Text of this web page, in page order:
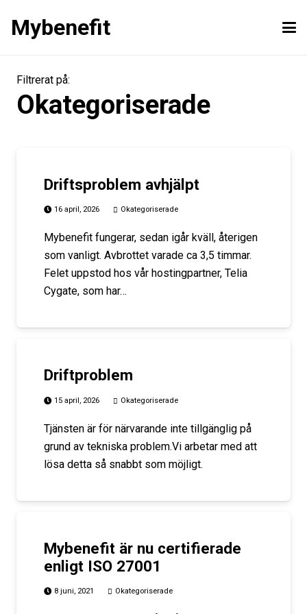
Mybenefit
Filtrerat på:
Okategoriserade
Driftsproblem avhjälpt
16 april, 2026 Okategoriserade
Mybenefit fungerar, sedan igår kväll, återigen
som vanligt. Avbrottet varade ca 3,5 timmar.
Felet uppstod hos vår hostingpartner, Telia
Cygate, som har…
Driftproblem
15 april, 2026 Okategoriserade
Tjänsten är för närvarande inte tillgänglig på
grund av tekniska problem.Vi arbetar med att
lösa detta så snabbt som möjligt.
Mybenefit är nu certifierade
enligt ISO 27001
8 juni, 2021 Okategoriserade